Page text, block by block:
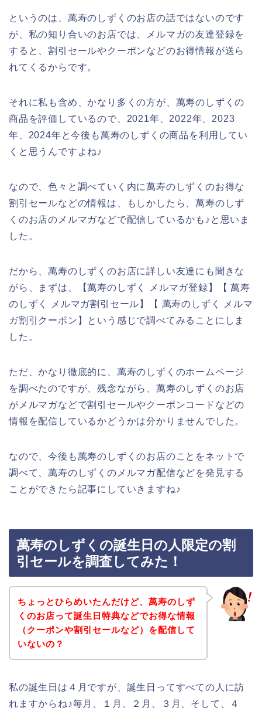
というのは、萬寿のしずくのお店の話ではないのです
が、私の知り合いのお店では、メルマガの友達登録を
すると、割引セールやクーポンなどのお得情報が送ら
れてくるからです。
それに私も含め、かなり多くの方が、萬寿のしずくの
商品を評価しているので、2021年、2022年、2023
年、2024年と今後も萬寿のしずくの商品を利用してい
くと思うんですよね♪
なので、色々と調べていく内に萬寿のしずくのお得な
割引セールなどの情報は、もしかしたら、萬寿のしず
くのお店のメルマガなどで配信しているかも♪と思いま
した。
だから、萬寿のしずくのお店に詳しい友達にも聞きな
がら、まずは、【萬寿のしずく メルマガ登録】【 萬寿
のしずく メルマガ割引セール】【 萬寿のしずく メルマ
ガ割引クーポン】という感じで調べてみることにしま
した。
ただ、かなり徹底的に、萬寿のしずくのホームページ
を調べたのですが、残念ながら、萬寿のしずくのお店
がメルマガなどで割引セールやクーポンコードなどの
情報を配信しているかどうかは分かりませんでした。
なので、今後も萬寿のしずくのお店のことをネットで
調べて、萬寿のしずくのメルマガ配信などを発見する
ことができたら記事にしていきますね♪
萬寿のしずくの誕生日の人限定の割
引セールを調査してみた！
ちょっとひらめいたんだけど、萬寿のしず
くのお店って誕生日特典などでお得な情報
（クーポンや割引セールなど）を配信して
いないの？
私の誕生日は４月ですが、誕生日ってすべての人に訪
れますからね♪毎月、１月、２月、３月、そして、４